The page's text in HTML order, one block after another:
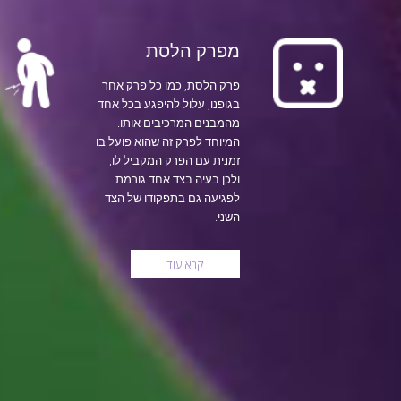
מפרק הלסת
פרק הלסת, כמו כל פרק אחר
בגופנו, עלול להיפגע בכל אחד
מהמבנים המרכיבים אותו.
המיוחד לפרק זה שהוא פועל בו
זמנית עם הפרק המקביל לו,
ולכן בעיה בצד אחד גורמת
לפגיעה גם בתפקודו של הצד
השני.
קרא עוד